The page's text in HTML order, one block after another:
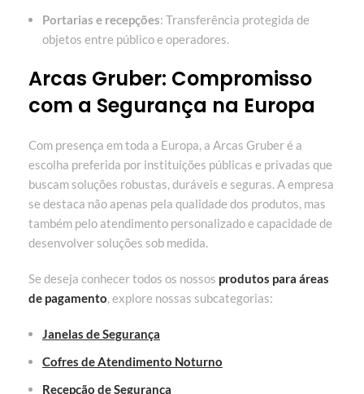
Portarias e recepções: Transferência protegida de
objetos entre público e operadores.
Arcas Gruber: Compromisso
com a Segurança na Europa
Com presença em toda a Europa, a Arcas Gruber é a
escolha preferida por instituições públicas e privadas que
buscam soluções robustas, duráveis e seguras. A empresa
se destaca não apenas pela qualidade dos produtos, mas
também pelo atendimento personalizado e capacidade de
desenvolver soluções sob medida.
Se deseja conhecer todos os nossos produtos para áreas
de pagamento, explore nossas subcategorias:
Janelas de Segurança
Cofres de Atendimento Noturno
Recepção de Segurança